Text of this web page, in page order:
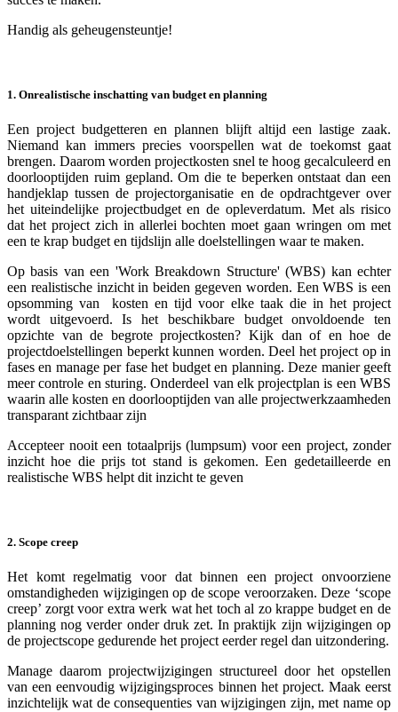
Handig als geheugensteuntje!
1. Onrealistische inschatting van budget en planning
Een project budgetteren en plannen blijft altijd een lastige zaak.
Niemand kan immers precies voorspellen wat de toekomst gaat
brengen. Daarom worden projectkosten snel te hoog gecalculeerd en
doorlooptijden ruim gepland. Om die te beperken ontstaat dan een
handjeklap tussen de projectorganisatie en de opdrachtgever over
het uiteindelijke projectbudget en de opleverdatum. Met als risico
dat het project zich in allerlei bochten moet gaan wringen om met
een te krap budget en tijdslijn alle doelstellingen waar te maken.
Op basis van een 'Work Breakdown Structure' (WBS) kan echter
een realistische inzicht in beiden gegeven worden. Een WBS is een
opsomming van kosten en tijd voor elke taak die in het project
wordt uitgevoerd. Is het beschikbare budget onvoldoende ten
opzichte van de begrote projectkosten? Kijk dan of en hoe de
projectdoelstellingen beperkt kunnen worden. Deel het project op in
fases en manage per fase het budget en planning. Deze manier geeft
meer controle en sturing. Onderdeel van elk projectplan is een WBS
waarin alle kosten en doorlooptijden van alle projectwerkzaamheden
transparant zichtbaar zijn
Accepteer nooit een totaalprijs (lumpsum) voor een project, zonder
inzicht hoe die prijs tot stand is gekomen. Een gedetailleerde en
realistische WBS helpt dit inzicht te geven
2. Scope creep
Het komt regelmatig voor dat binnen een project onvoorziene
omstandigheden wijzigingen op de scope veroorzaken. Deze ‘scope
creep’ zorgt voor extra werk wat het toch al zo krappe budget en de
planning nog verder onder druk zet. In praktijk zijn wijzigingen op
de projectscope gedurende het project eerder regel dan uitzondering.
Manage daarom projectwijzigingen structureel door het opstellen
van een eenvoudig wijzigingsproces binnen het project. Maak eerst
inzichtelijk wat de consequenties van wijzigingen zijn, met name op